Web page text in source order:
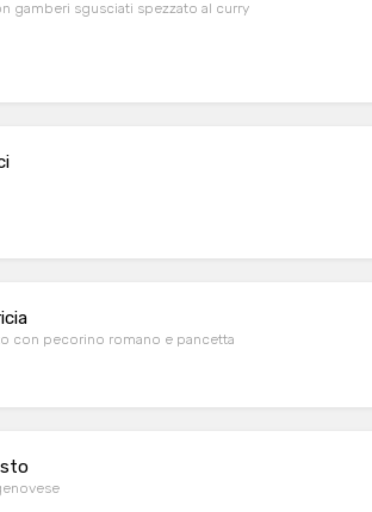
gamberi sgusciati spezzato al curry
con pecorino romano e pancetta